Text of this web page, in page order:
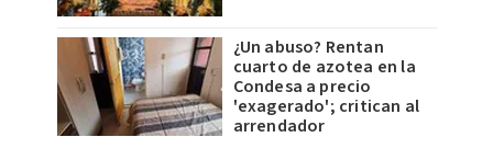
¿Un abuso? Rentan
cuarto de azotea en la
Condesa a precio
'exagerado'; critican al
arrendador